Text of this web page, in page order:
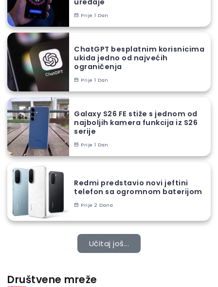
Prije 1 Dan
ChatGPT besplatnim korisnicima
ukida jedno od najvećih
ograničenja
Prije 1 Dan
Galaxy S26 FE stiže s jednom od
najboljih kamera funkcija iz S26
serije
Prije 1 Dan
Redmi predstavio novi jeftini
telefon sa ogromnom baterijom
Prije 2 Dana
Učitaj još...
Društvene mreže